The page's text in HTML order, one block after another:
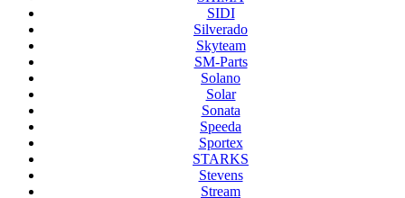
SIDI
Silverado
Skyteam
SM-Parts
Solano
Solar
Sonata
Speeda
Sportex
STARKS
Stevens
Stream